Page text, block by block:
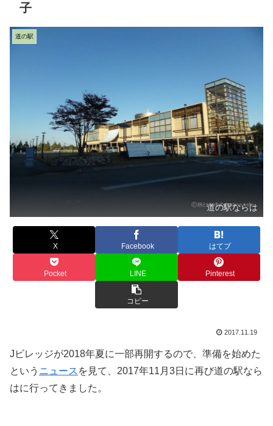
子
道の駅
道の駅ならは
X Facebook はてブ
Pocket LINE Pinterest
コピー
2017.11.19
Jビレッジが2018年夏に一部再開するので、準備を始めた
という ニュース を見て、2017年11月3日に再び道の駅なら
はに行ってきました。